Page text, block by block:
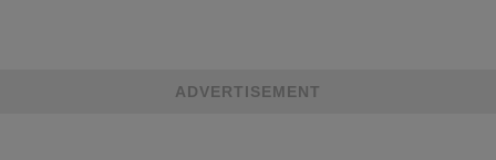
ADVERTISEMENT